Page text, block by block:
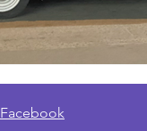
Facebook